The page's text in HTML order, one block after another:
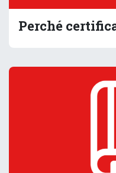
Perché